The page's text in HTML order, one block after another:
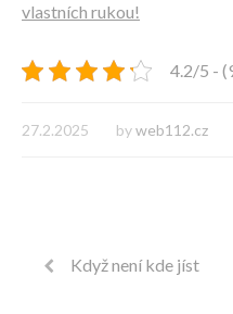
vlastních rukou!
4.2/5 -
27.2.2025 byweb112.cz
Když není kde jíst